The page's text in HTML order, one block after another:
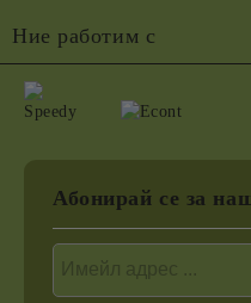
Ние работим с
Абонирай се за